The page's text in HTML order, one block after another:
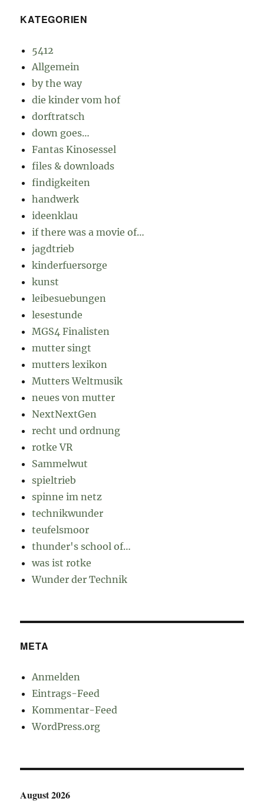
KATEGORIEN
5412
Allgemein
by the way
die kinder vom hof
dorftratsch
down goes…
Fantas Kinosessel
files & downloads
findigkeiten
handwerk
ideenklau
if there was a movie of…
jagdtrieb
kinderfuersorge
kunst
leibesuebungen
lesestunde
MGS4 Finalisten
mutter singt
mutters lexikon
Mutters Weltmusik
neues von mutter
NextNextGen
recht und ordnung
rotke VR
Sammelwut
spieltrieb
spinne im netz
technikwunder
teufelsmoor
thunder's school of…
was ist rotke
Wunder der Technik
META
Anmelden
Eintrags-Feed
Kommentar-Feed
WordPress.org
August 2026